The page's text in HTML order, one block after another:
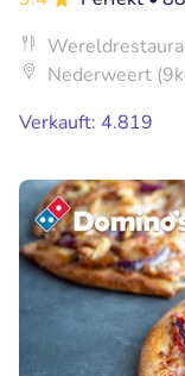
Nederweert
Verkauft: 4.819